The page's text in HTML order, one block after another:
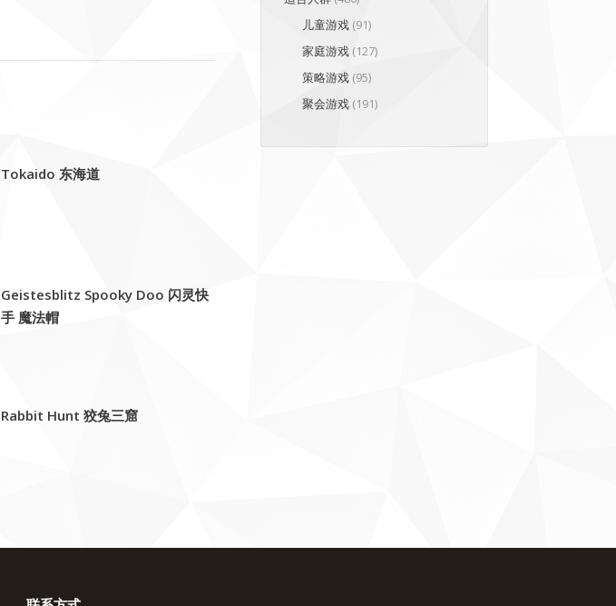
Tokaido 东海道
Geistesblitz Spooky Doo 闪灵快
手 魔法帽
Rabbit Hunt 狡兔三窟
儿童游戏 (91)
家庭游戏 (127)
策略游戏 (95)
聚会游戏 (191)